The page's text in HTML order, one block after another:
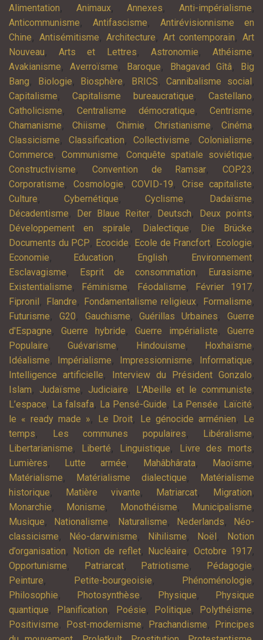
Alimentation, Animaux,Annexes,Anti-impérialisme,
Anticommunisme, Antifascisme, Antirévisionnisme en
Chine, Antisémitisme,Architecture, Art contemporain,Art
Nouveau,Arts et Lettres, Astronomie,Athéisme,
Avakianisme,Averroïsme, Baroque, Bhagavad Gîtâ,
Big
Bang, Biologie, Biosphère, BRICS,Cannibalisme social ,
Capitalisme,Capitalisme bureaucratique,Castellano,
Catholicisme,Centralisme démocratique,Centrisme,
Chamanisme, Chiisme, Chimie,Christianisme, Cinéma,
Classicisme, Classification, Collectivisme, Colonialisme,
Commerce, Communisme, Conquête spatiale soviétique,
Constructivisme, Convention de Ramsar, COP23 ,
Corporatisme, Cosmologie, COVID-19, Crise capitaliste,
Culture, Cybernétique, Cyclisme, Dadaïsme,
Décadentisme, Der Blaue Reiter, Deutsch, Deux points,
Développement en spirale, Dialectique, Die Brücke,
Documents du PCP, Ecocide, Ecole de Francfort, Ecologie,
Economie, Education, English, Environnement,
Esclavagisme, Esprit de consommation, Eurasisme,
Existentialisme, Féminisme, Féodalisme, Février 1917,
Fipronil , Flandre, Fondamentalisme religieux, Formalisme,
Futurisme, G20, Gauchisme,Guérillas Urbaines,Guerre
d'Espagne,Guerre hybride,Guerre impérialiste,Guerre
Populaire,Guévarisme, Hindouisme, Hoxhaïsme,
Idéalisme, Impérialisme, Impressionnisme, Informatique,
Intelligence artificielle, Interview du Président Gonzalo,
Islam, Judaïsme, Judiciaire, L'Abeille et le communiste,
L’espace, La falsafa, La Pensé-Guide, La Pensée, Laïcité,
le « ready made », Le Droit, Le génocide arménien,
Le
temps, Les communes populaires, Libéralisme,
Libertarianisme, Liberté, Linguistique, Livre des morts,
Lumières, Lutte armée, Mahâbhârata, Maoïsme,
Matérialisme, Matérialisme dialectique,
Matérialisme
historique, Matière vivante, Matriarcat, Migration,
Monarchie, Monisme, Monothéisme, Municipalisme,
Musique, Nationalisme, Naturalisme, Nederlands,
Néo-
classicisme, Néo-darwinisme, Nihilisme, Noël ,
Notion
d’organisation, Notion de reflet, Nucléaire, Octobre 1917,
Opportunisme, Patriarcat, Patriotisme, Pédagogie,
Peinture, Petite-bourgeoisie, Phénoménologie,
Philosophie, Photosynthèse, Physique,
Physique
quantique, Planification, Poésie, Politique, Polythéisme,
Positivisme, Post-modernisme, Prachandisme,
Principes